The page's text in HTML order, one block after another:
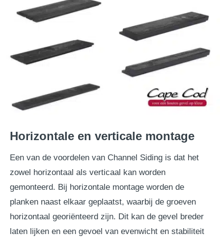
Horizontale en verticale montage
Een van de voordelen van Channel Siding is dat het
zowel horizontaal als verticaal kan worden
gemonteerd. Bij horizontale montage worden de
planken naast elkaar geplaatst, waarbij de groeven
horizontaal georiënteerd zijn. Dit kan de gevel breder
laten lijken en een gevoel van evenwicht en stabiliteit